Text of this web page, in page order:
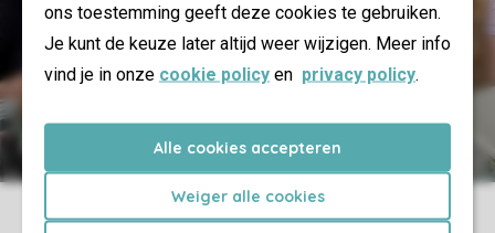
ons toestemming geeft deze cookies te gebruiken.
Je kunt de keuze later altijd weer wijzigen. Meer info
vind je in onze cookie policy en privacy policy.
Alle cookies accepteren
Weiger alle cookies
Drankenkaart